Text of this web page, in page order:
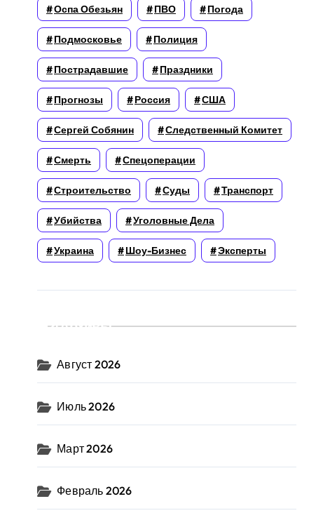
Оспа Обезьян ПВО Погода
Подмосковье Полиция
Пострадавшие Праздники
Прогнозы Россия США
Сергей Собянин Следственный Комитет
Смерть Спецоперации
Строительство Суды Транспорт
Убийства Уголовные Дела
Украина Шоу-Бизнес Эксперты
Архивы
Август 2026
Июль 2026
Март 2026
Февраль 2026